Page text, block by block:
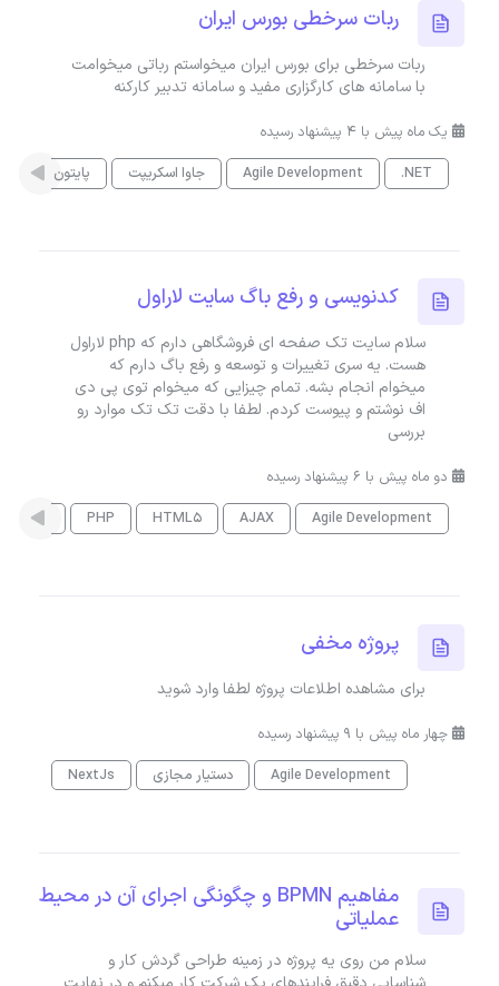
ربات سرخطی بورس ایران
ربات سرخطی برای بورس ایران میخواستم رباتی میخوامت
با سامانه های کارگزاری مفید و سامانه تدبیر کارکنه
یک ماه پیش با 4 پیشنهاد رسیده
.NET
Agile Development جاوا اسکریپت پایتون
کدنویسی و رفع باگ سایت لاراول
سلام سایت تک صفحه ای فروشگاهی دارم که php لاراول
هست. یه سری تغییرات و توسعه و رفع باگ دارم که
میخوام انجام بشه. تمام چیزایی که میخوام توی پی دی
اف نوشتم و پیوست کردم. لطفا با دقت تک تک موارد رو
بررسی
دو ماه پیش با 6 پیشنهاد رسیده
Agile Development
AJAX
HTML5
PHP لاراول
پروژه مخفی
برای مشاهده اطلاعات پروژه لطفا وارد شوید
چهار ماه پیش با 9 پیشنهاد رسیده
Agile Development
دستیار مجازی NextJs
مفاهیم BPMN و چگونگی اجرای آن در محیط
عملیاتی
سلام من روی یه پروژه در زمینه طراحی گردش کار و